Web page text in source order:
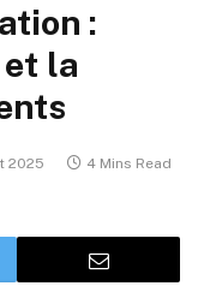
:
la
2025 4 Mins Read